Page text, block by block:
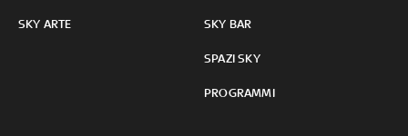
SKY ARTE SKY BAR
SPAZI SKY
PROGRAMMI